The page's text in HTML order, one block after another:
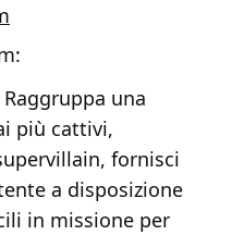
una
più cattivi,
fornisci
a disposizione
in missione per